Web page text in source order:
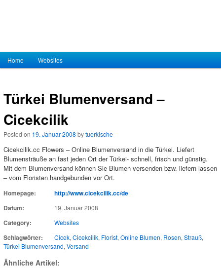
Hauptmenü
Zum Inhalt wechseln
Zum sekundären Inhalt wechseln
Home Websites
Türkei Blumenversand –
Cicekcilik
Posted on 19. Januar 2008 bytuerkische
Cicekcilik.cc Flowers – Online Blumenversand in die Türkei. Liefert
Blumensträuße an fast jeden Ort der Türkei- schnell, frisch und günstig.
Mit dem Blumenversand können Sie Blumen versenden bzw. liefern lassen
– vom Floristen handgebunden vor Ort.
Homepage:
http://www.cicekcilik.cc/de
Datum:
19. Januar 2008
Category: Websites
Schlagwörter: Cicek, Cicekcilik, Florist, Online Blumen, Rosen, Strauß,
Türkei Blumenversand, Versand
Ähnliche Artikel: